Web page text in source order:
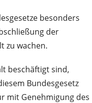
besonders
der
zu wachen.
beschäftigt sind,
Bundesgesetz
mit Genehmigung des